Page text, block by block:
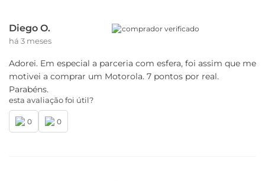
Diego O.
há 3 meses
comprador verificado
Adorei. Em especial a parceria com esfera, foi assim que me
motivei a comprar um Motorola. 7 pontos por real.
Parabéns.
esta avaliação foi útil?
0 0